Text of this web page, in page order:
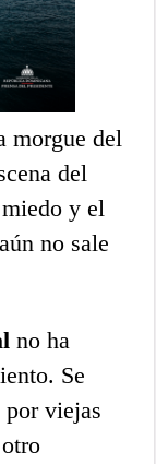
morgue del
del
y el
no sale
no ha
Se
por viejas